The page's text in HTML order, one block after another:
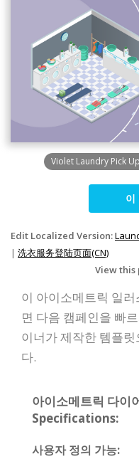
Violet Laundry Pick
이
Edit Localized Version:
| 洗衣服务登陆页面(CN)
View this
이 아이소메트릭 일
면 다음 캠페인을 빠
이너가 제작한 템플
다.
아이소메트릭 다
Specifications:
사용자 정의 가능: